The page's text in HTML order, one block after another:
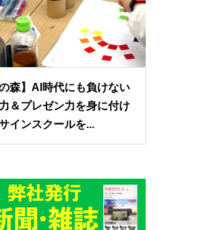
の森】AI時代にも負けない
＆プレゼン力を身に付け
インスクールを...